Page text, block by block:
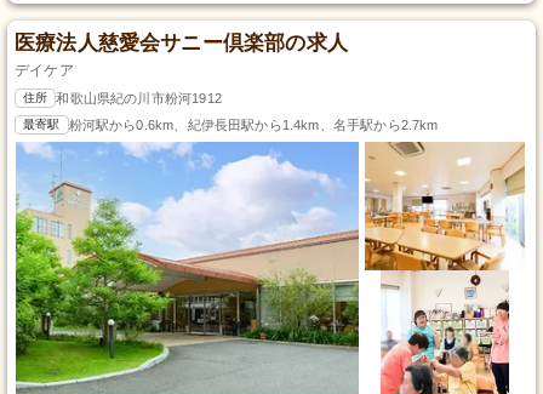
医療法人慈愛会サニー倶楽部の求人
デイケア
住所 和歌山県紀の川市粉河1912
最寄駅 粉河駅から0.6km、紀伊長田駅から1.4km、名手駅から2.7km